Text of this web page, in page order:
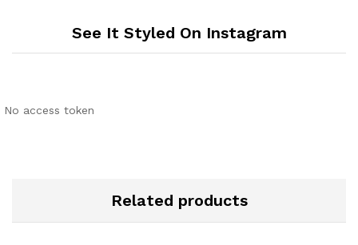
See It Styled On Instagram
No access token
Related products